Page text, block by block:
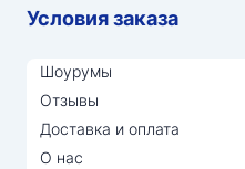
Условия заказа
Шоурумы
Отзывы
Доставка и оплата
О нас